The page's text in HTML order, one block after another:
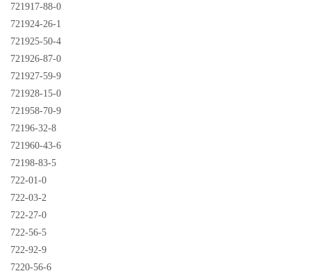
721917-88-0
721924-26-1
721925-50-4
721926-87-0
721927-59-9
721928-15-0
721958-70-9
72196-32-8
721960-43-6
72198-83-5
722-01-0
722-03-2
722-27-0
722-56-5
722-92-9
7220-56-6